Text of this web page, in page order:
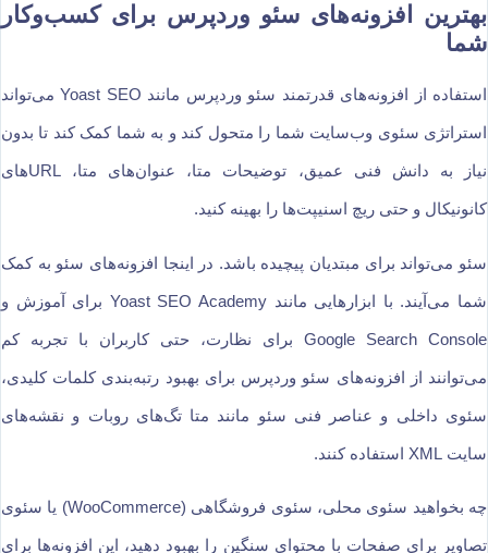
بهترین افزونه‌های سئو وردپرس برای کسب‌وکار
شما
استفاده از افزونه‌های قدرتمند سئو وردپرس مانند Yoast SEO می‌تواند
استراتژی سئوی وب‌سایت شما را متحول کند و به شما کمک کند تا بدون
نیاز به دانش فنی عمیق، توضیحات متا، عنوان‌های متا، URLهای
کانونیکال و حتی ریچ اسنیپت‌ها را بهینه کنید.
سئو می‌تواند برای مبتدیان پیچیده باشد. در اینجا افزونه‌های سئو به کمک
شما می‌آیند. با ابزارهایی مانند Yoast SEO Academy برای آموزش و
Google Search Console برای نظارت، حتی کاربران با تجربه کم
می‌توانند از افزونه‌های سئو وردپرس برای بهبود رتبه‌بندی کلمات کلیدی،
سئوی داخلی و عناصر فنی سئو مانند متا تگ‌های روبات و نقشه‌های
سایت XML استفاده کنند.
چه بخواهید سئوی محلی، سئوی فروشگاهی (WooCommerce) یا سئوی
تصاویر برای صفحات با محتوای سنگین را بهبود دهید، این افزونه‌ها برای